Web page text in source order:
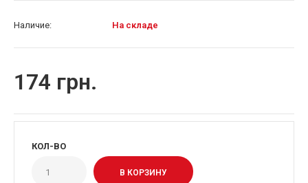
Наличие: На складе
174 грн.
КОЛ-ВО